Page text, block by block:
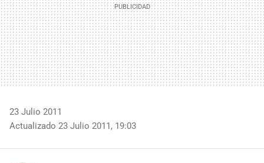
23 Julio 2011
Actualizado 23 Julio 2011, 19:03